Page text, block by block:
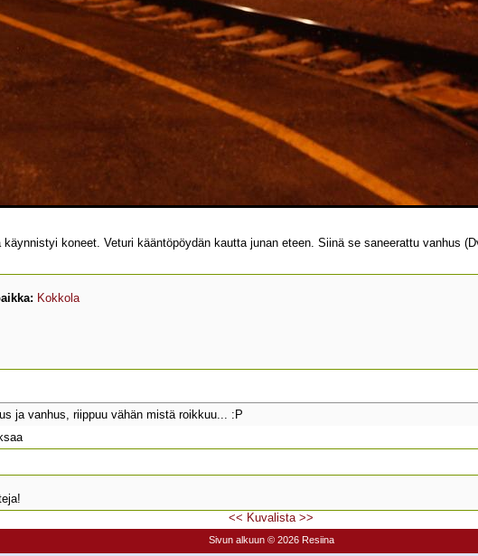
koneet. Veturi kääntöpöydän kautta junan eteen. Siinä se saneerattu vanhus
Kokkola
ja vanhus, riippuu vähän mistä roikkuu... :P
<< Kuvalista >>
Sivun alkuun © 2026 Resiina